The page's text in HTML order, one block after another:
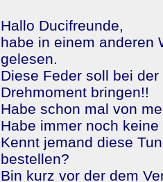
Hallo Ducifreunde,
habe in einem anderen
gelesen.
Diese Feder soll bei
Drehmoment bringen!!
Habe schon mal von
Habe immer noch
Kennt jemand diese
bestellen?
Bin kurz vor der dem